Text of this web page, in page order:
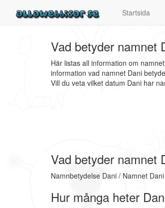
Startsida
Vad betyder namnet
Här listas all information om
information vad namnet Dani
Vill du veta vilket datum Dani har
Vad betyder namnet
Namnbetydelse Dani / Namnet
Hur många heter